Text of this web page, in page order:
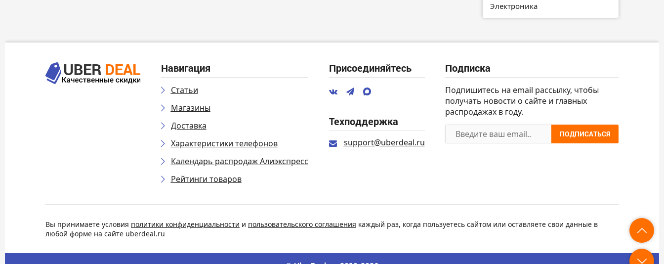
Электроника
Навигация
Статьи
Магазины
Доставка
Характеристики телефонов
Календарь распродаж Алиэкспресс
Рейтинги товаров
Присоединяйтесь
Техподдержка
support@uberdeal.ru
Подписка
Подпишитесь на email рассылку, чтобы
получать новости о сайте и главных
распродажах в году.
ПОДПИСАТЬСЯ
Вы принимаете условия политики конфиденциальности и пользовательского соглашения каждый раз, когда пользуетесь сайтом или оставляете свои данные в
любой форме на сайте uberdeal.ru